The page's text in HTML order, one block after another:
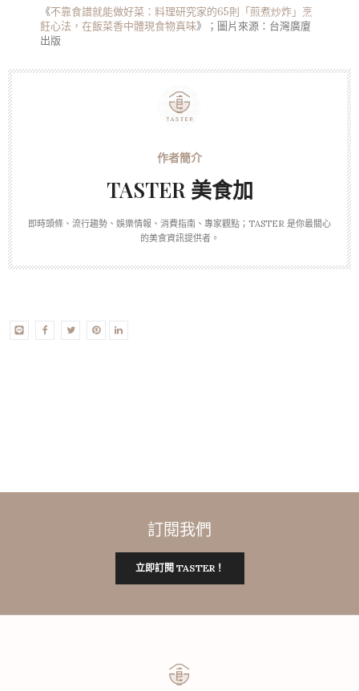
《不靠食譜就能做好菜：料理研究家的65則「煎煮炒炸」烹
飪心法，在飯菜香中體現食物真味》；圖片來源：台灣廣廈
出版
TASTER 美食加
即時頭條、流行趨勢、娛樂情報、消費指南、專家觀點；TASTER 是你最關心
的美食資訊提供者。
訂閱我們
立即訂閱 TASTER！